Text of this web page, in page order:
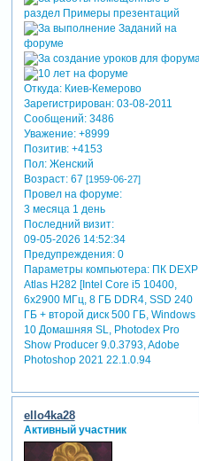
Откуда:Киев-Кемерово
Зарегистрирован: 03-08-2011
Сообщений:3486
Уважение: +8999
Позитив: +4153
Пол:Женский
Возраст:67 [1959-06-27]
Провел на форуме:
3 месяца 1 день
Последний визит:
09-05-2026 14:52:34
Предупреждения:0
Параметры компьютера:ПК DEXP
Atlas H282 [Intel Core i5 10400,
6x2900 МГц, 8 ГБ DDR4, SSD 240
ГБ + второй диск 500 ГБ, Windows
10 Домашняя SL, Photodex Pro
Show Producer 9.0.3793, Adobe
Photoshop 2021 22.1.0.94
ello4ka28
Активный участник